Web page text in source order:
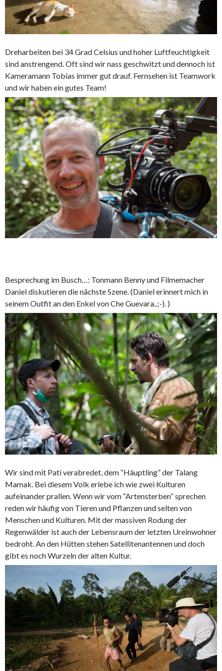
Dreharbeiten bei 34 Grad Celsius und hoher Luftfeuchtigkeit
sind anstrengend. Oft sind wir nass geschwitzt und dennoch ist
Kameramann Tobias immer gut drauf. Fernsehen ist Teamwork
und wir haben ein gutes Team!
Besprechung im Busch…: Tonmann Benny und Filmemacher
Daniel diskutieren die nächste Szene. (Daniel erinnert mich in
seinem Outfit an den Enkel von Che Guevara..;-). )
Wir sind mit Pati verabredet, dem “Häuptling” der Talang
Mamak. Bei diesem Volk erlebe ich wie zwei Kulturen
aufeinander prallen. Wenn wir vom “Artensterben” sprechen
reden wir häufig von Tieren und Pflanzen und selten von
Menschen und Kulturen. Mit der massiven Rodung der
Regenwälder ist auch der Lebensraum der letzten Ureinwohner
bedroht. An den Hütten stehen Satellitenantennen und doch
gibt es noch Wurzeln der alten Kultur.